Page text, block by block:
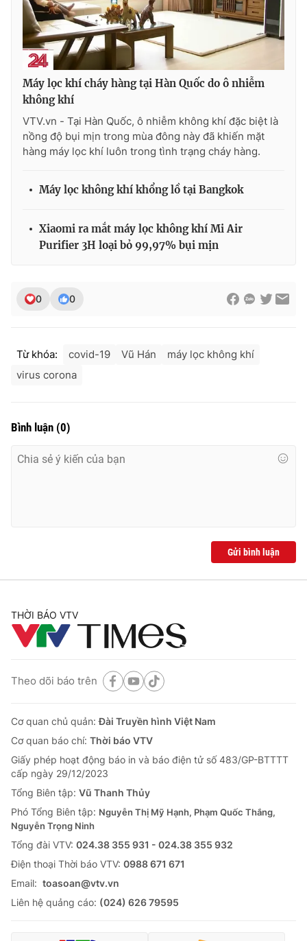
Máy lọc khí cháy hàng tại Hàn Quốc do ô nhiễm
không khí
VTV.vn - Tại Hàn Quốc, ô nhiễm không khí đặc biệt là
nồng độ bụi mịn trong mùa đông này đã khiến mặt
hàng máy lọc khí luôn trong tình trạng cháy hàng.
Máy lọc không khí khổng lồ tại Bangkok
Xiaomi ra mắt máy lọc không khí Mi Air
Purifier 3H loại bỏ 99,97% bụi mịn
0 0
Từ khóa: covid-19 Vũ Hán
máy lọc không khí
virus corona
Bình luận (0)
Gửi bình luận
THỜI BÁO VTV
Theo dõi báo trên
Cơ quan chủ quản:Đài Truyền hình Việt Nam
Cơ quan báo chí: Thời báo VTV
Giấy phép hoạt động báo in và báo điện tử số 483/GP-BTTTT
cấp ngày 29/12/2023
Tổng Biên tập: Vũ Thanh Thủy
Phó Tổng Biên tập: Nguyễn Thị Mỹ Hạnh, Phạm Quốc Thắng,
Nguyễn Trọng Ninh
Tổng đài VTV: 024.38 355 931 - 024.38 355 932
Ðiện thoại Thời báo VTV: 0988 671 671
Email: toasoan@vtv.vn
Liên hệ quảng cáo: (024) 626 79595